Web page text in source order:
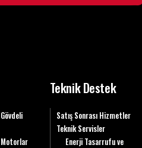
Motorlar
Teknik Destek
Satış Sonrası Hizmetler
Teknik Servisler
Enerji Tasarrufu ve